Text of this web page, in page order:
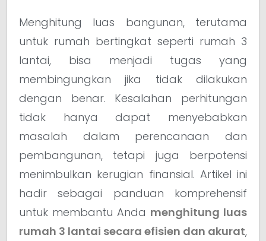
Menghitung luas bangunan, terutama
untuk rumah bertingkat seperti rumah 3
lantai, bisa menjadi tugas yang
membingungkan jika tidak dilakukan
dengan benar. Kesalahan perhitungan
tidak hanya dapat menyebabkan
masalah dalam perencanaan dan
pembangunan, tetapi juga berpotensi
menimbulkan kerugian finansial. Artikel ini
hadir sebagai panduan komprehensif
untuk membantu Anda menghitung luas
rumah 3 lantai secara efisien dan akurat,